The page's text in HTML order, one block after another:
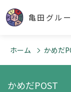
亀田グル
ホーム かめだ
かめだPOST